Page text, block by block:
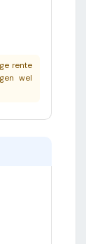
rente
wel